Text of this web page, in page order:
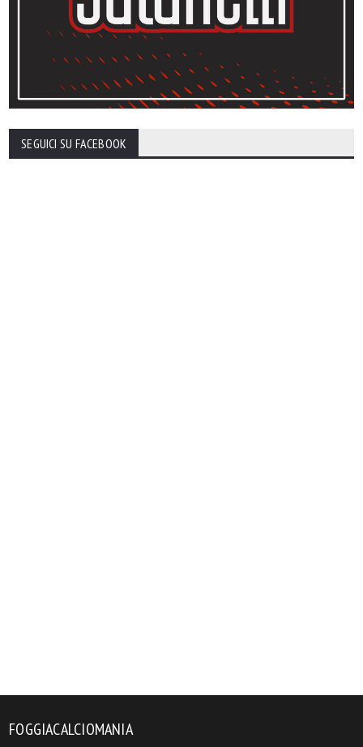
SEGUICI SU FACEBOOK
FOGGIACALCIOMANIA